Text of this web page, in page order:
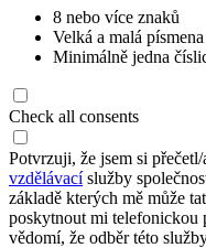
8 nebo více znaků
Velká a malá písmena
Minimálně jedna
Check all consents
Potvrzuji, že jsem si přečetl/
vzdělávacíslužby
základě kterých mě může
poskytnout mi telefonickou
vědomí, že odběr této